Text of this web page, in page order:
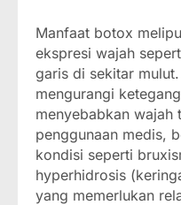
Manfaat botox
ekspresi wajah
garis di sekitar
mengurangi
menyebabkan wajah
penggunaan medis,
kondisi seperti
hyperhidrosis
yang memerlukan